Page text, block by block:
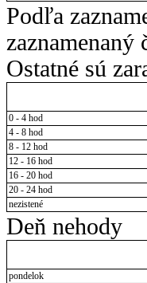
Podľa
Ostatné sú
0 - 4 hod
4 - 8 hod
8 - 12 hod
12 - 16 hod
16 - 20 hod
20 - 24 hod
nezistené
Deň nehody
pondelok